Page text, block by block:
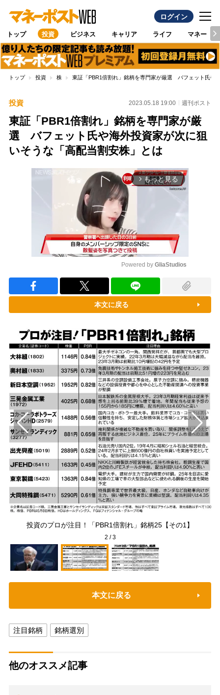
ログイン
トップ 投資 ビジネス キャリア ライフ マネー
トップ 投資 株 東証「PBR1倍割れ」銘柄を専門家が厳選 バフェット氏や
投資 2023.05.18 19:00 週刊ポスト
東証「PBR1倍割れ」銘柄を専門家が厳
選 バフェット氏や海外投資家が次に狙
いそうな「高配当割安株」とは
arrow_forward_ios もっと見る
Powered by GliaStudios
本文に戻る
投資のプロが注目！「PBR1倍割れ」銘柄25【その1】
2 /3
本文に戻る
注目銘柄 銘柄選別
他のオススメ記事